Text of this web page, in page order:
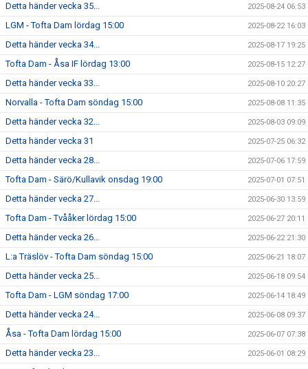
Detta händer vecka 35... 2025-08-24 06:53
LGM - Tofta Dam lördag 15:00 2025-08-22 16:03
Detta händer vecka 34... 2025-08-17 19:25
Tofta Dam - Åsa IF lördag 13:00 2025-08-15 12:27
Detta händer vecka 33... 2025-08-10 20:27
Norvalla - Tofta Dam söndag 15:00 2025-08-08 11:35
Detta händer vecka 32... 2025-08-03 09:09
Detta händer vecka 31 2025-07-25 06:32
Detta händer vecka 28... 2025-07-06 17:59
Tofta Dam - Särö/Kullavik onsdag 19:00 2025-07-01 07:51
Detta händer vecka 27... 2025-06-30 13:59
Tofta Dam - Tvååker lördag 15:00 2025-06-27 20:11
Detta händer vecka 26... 2025-06-22 21:30
L:a Träslöv - Tofta Dam söndag 15:00 2025-06-21 18:07
Detta händer vecka 25... 2025-06-18 09:54
Tofta Dam - LGM söndag 17:00 2025-06-14 18:49
Detta händer vecka 24... 2025-06-08 09:37
Åsa - Tofta Dam lördag 15:00 2025-06-07 07:38
Detta händer vecka 23... 2025-06-01 08:29